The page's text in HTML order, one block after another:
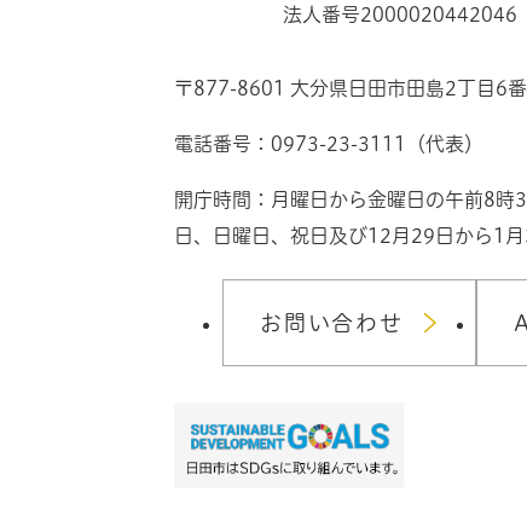
法人番号2000020442046
〒877-8601 大分県日田市田島2丁目6
電話番号：0973-23-3111（代表）
開庁時間：月曜日から金曜日の午前8時
日、日曜日、祝日及び12月29日から1月
お問い合わせ